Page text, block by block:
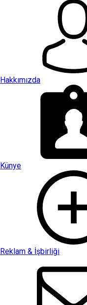
Hakkımızda
Künye
Reklam & İşbirliği